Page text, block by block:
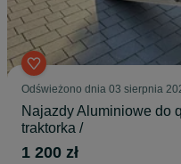
Odświeżono dnia 03 sierpnia
Najazdy Aluminiowe do
traktorka /
1 200 zł